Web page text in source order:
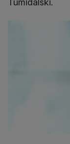
Tumidalski.